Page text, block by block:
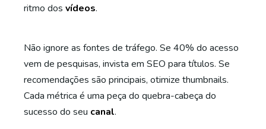
ritmo dos vídeos.
Não ignore as fontes de tráfego. Se 40% do acesso
vem de pesquisas, invista em SEO para títulos. Se
recomendações são principais, otimize thumbnails.
Cada métrica é uma peça do quebra-cabeça do
sucesso do seu canal.